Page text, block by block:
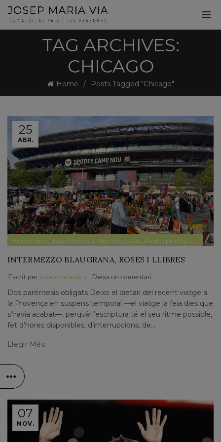
TAG ARCHIVES:
CHICAGO
Home Posts Tagged "Chicago"
25
ABR.
Humanisme, Josep Maria Via, Narrativa, País, Papers privats,
INTERMEZZO BLAUGRANA, ROSES I LLIBRES
Escrit per josepmariavia Deixa un comentari
Dos parèntesis obligats Deixo el dietari del recent viatge a
la Provença en suspens temporal —el viatge ja feia dies que
s’havia acabat—, perquè l’escriptura té el seu ritme possible,
fet d’hores disponibles, d’interrupcions, de...
Llegir Més
07
NOV.